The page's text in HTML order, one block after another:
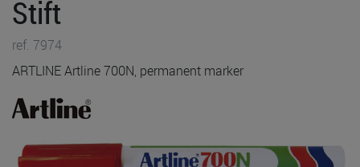
Stift
ref. 7974
ARTLINE Artline 700N, permanent marker